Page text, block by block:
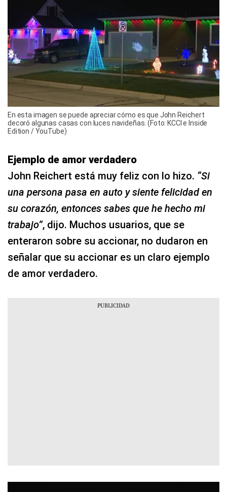
En esta imagen se puede apreciar cómo es que John Reichert
decoró algunas casas con luces navideñas. (Foto: KCCI e Inside
Edition / YouTube)
Ejemplo de amor verdadero
John Reichert está muy feliz con lo hizo. “Si
una persona pasa en auto y siente felicidad en
su corazón, entonces sabes que he hecho mi
trabajo”, dijo. Muchos usuarios, que se
enteraron sobre su accionar, no dudaron en
señalar que su accionar es un claro ejemplo
de amor verdadero.